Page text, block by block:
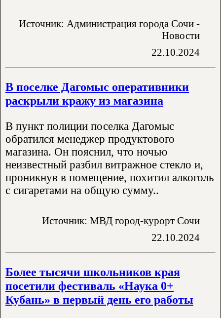
Источник: Администрация города Сочи -
Новости
22.10.2024
В поселке Дагомыс оперативники
раскрыли кражу из магазина
В пункт полиции поселка Дагомыс
обратился менеджер продуктового
магазина. Он пояснил, что ночью
неизвестный разбил витражное стекло и,
проникнув в помещение, похитил алкоголь
с сигаретами на общую сумму..
Источник: МВД город-курорт Сочи
22.10.2024
Более тысячи школьников края
посетили фестиваль «Наука 0+
Кубань» в первый день его работы